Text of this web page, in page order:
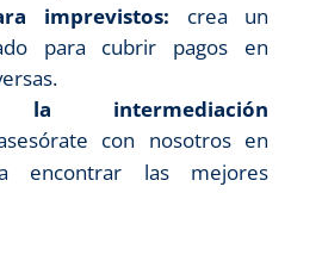
imprevistos: crea un
para cubrir pagos en
la intermediación
con nosotros en
encontrar las mejores